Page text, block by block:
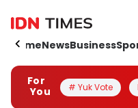
HomeNewsBusiness
For
You
# Yuk Vote